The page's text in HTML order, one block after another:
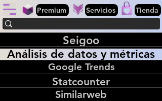
Premium Servicios Tienda
Seigoo
Análisis de datos y métricas
Google Trends
Statcounter
Similarweb